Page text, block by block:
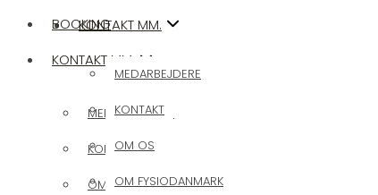
KONTAKT MM.
MEDARBEJDERE
KONTAKT
OM OS
OM FYSIODANMARK
BOOKING
KONTAKT MM.
MEDARBEJDERE
KONTAKT
OM OS